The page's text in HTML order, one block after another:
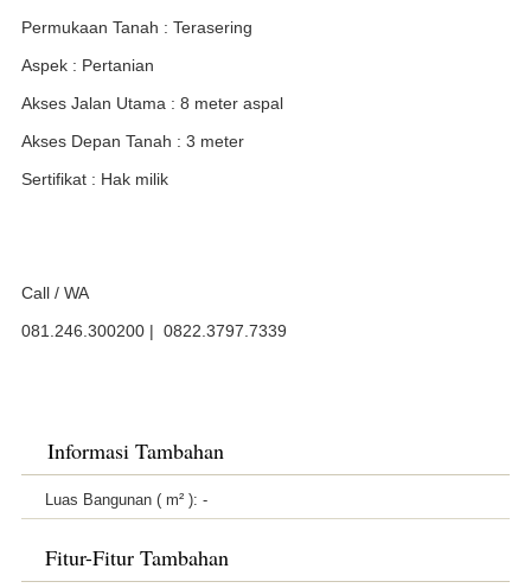
Permukaan Tanah : Terasering
Aspek : Pertanian
Akses Jalan Utama : 8 meter aspal
Akses Depan Tanah : 3 meter
Sertifikat : Hak milik
Call / WA
081.246.300200 | 0822.3797.7339
Informasi Tambahan
Luas Bangunan ( m² ): -
Fitur-Fitur Tambahan